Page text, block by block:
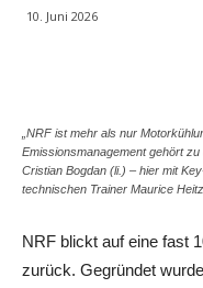
10. Juni 2026
„NRF ist mehr als nur
Emissionsmanagement gehört
Cristian Bogdan (li.) – hier mit
technischen Trainer Maurice
NRF blickt auf eine fast
zurück. Gegründet